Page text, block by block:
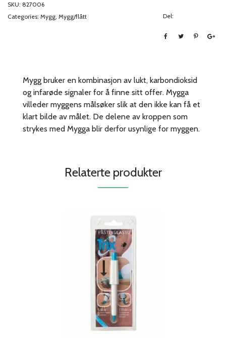
SKU: 827006
Categories: Mygg, Mygg/flått Del:
Mygg bruker en kombinasjon av lukt, karbondioksid
og infarøde signaler for å finne sitt offer. Mygga
villeder myggens målsøker slik at den ikke kan få et
klart bilde av målet. De delene av kroppen som
strykes med Mygga blir derfor usynlige for myggen.
Relaterte produkter